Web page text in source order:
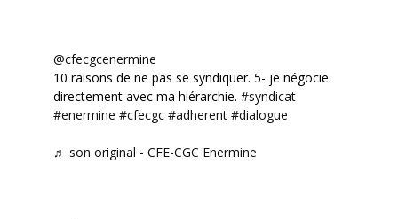
@cfecgcenermine
10 raisons de ne pas se syndiquer. 5- je négocie
directement avec ma hiérarchie. #syndicat
#enermine #cfecgc #adherent #dialogue
♬ son original - CFE-CGC Enermine